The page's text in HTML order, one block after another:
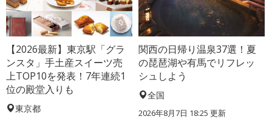
【2026最新】東京駅「グラ
ンスタ」手土産スイーツ売
上TOP10を発表！7年連続1
位の殿堂入りも
東京都
関西の日帰り温泉37選！夏
の琵琶湖や有馬でリフレッ
シュしよう
全国
2026年8月7日 18:25 更新